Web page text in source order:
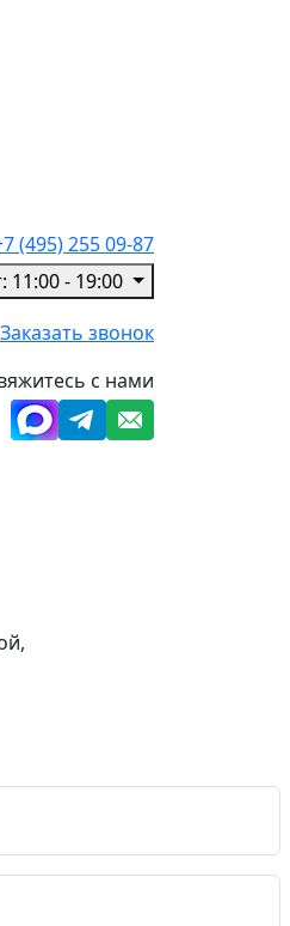
(495) 255 09-87
11:00 - 19:00
Заказать звонок
с нами